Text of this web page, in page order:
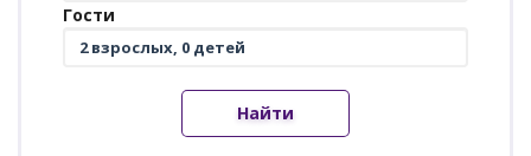
Гости
Найти